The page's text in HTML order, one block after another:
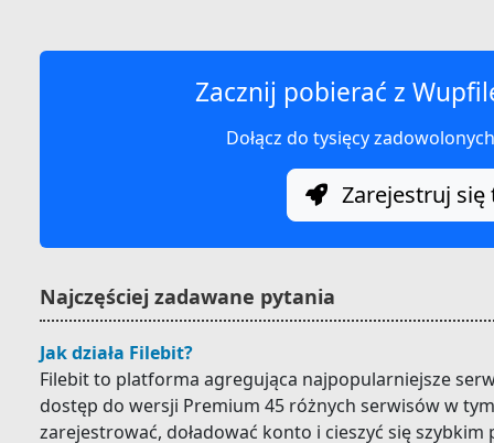
Zacznij pobierać z
Dołącz do tysięcy
Zarejestruj się
Najczęściej zadawane pytania
Jak działa Filebit?
Filebit to platforma agregująca najpopularniejsze
dostęp do wersji Premium 45 różnych serwisów w
zarejestrować, doładować konto i cieszyć się szybkim